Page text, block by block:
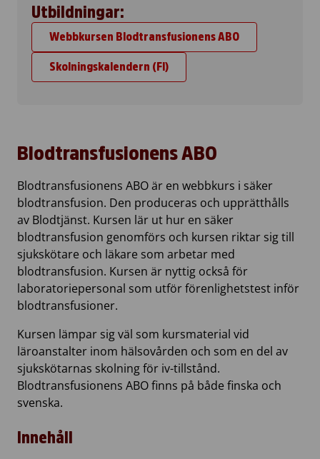
Utbildningar:
Webbkursen Blodtransfusionens ABO
Skolningskalendern (FI)
Blodtransfusionens ABO
Blodtransfusionens ABO är en webbkurs i säker
blodtransfusion. Den produceras och upprätthålls
av Blodtjänst. Kursen lär ut hur en säker
blodtransfusion genomförs och kursen riktar sig till
sjukskötare och läkare som arbetar med
blodtransfusion. Kursen är nyttig också för
laboratoriepersonal som utför förenlighetstest inför
blodtransfusioner.
​Kursen lämpar sig väl som kursmaterial vid
läroanstalter inom hälsovården och som en del av
sjukskötarnas skolning för iv-tillstånd.
Blodtransfusionens ABO finns på både finska och
svenska.
Innehåll